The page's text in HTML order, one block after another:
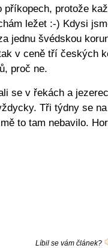
protože
ležet :-) Kdysi
jednu švédskou
v ceně tří českých
proč ne.
se v řekách a
Tři týdny se
to tam nebavilo.
Líbil se vám článek?